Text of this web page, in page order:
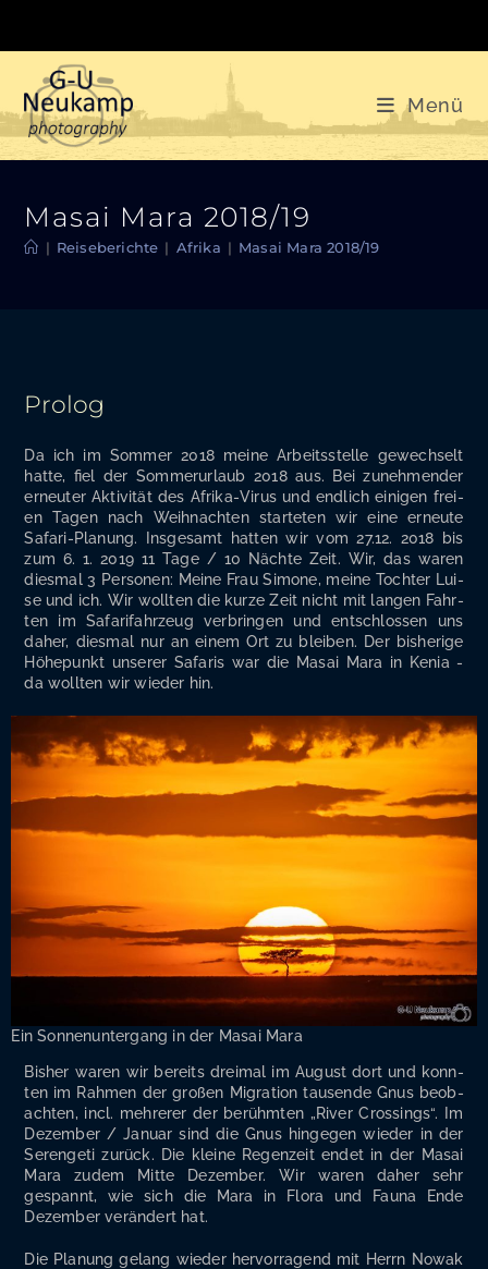
springen
Menü
Masai Mara 2018/19
| Reiseberichte | Afrika | Masai Mara 2018/19
Prolog
Da ich im Som­mer 2018 mei­ne Arbeits­stel­le gewech­selt
hat­te, fiel der Som­mer­ur­laub 2018 aus. Bei zuneh­men­der
erneu­ter Akti­vi­tät des Afri­ka-Virus und end­lich eini­gen frei­
en Tagen nach Weih­nach­ten star­te­ten wir eine erneu­te
Safa­ri-Pla­nung. Ins­ge­samt hat­ten wir vom 27.12. 2018 bis
zum 6. 1. 2019 11 Tage / 10 Näch­te Zeit. Wir, das waren
dies­mal 3 Per­so­nen: Mei­ne Frau Simo­ne, mei­ne Toch­ter Lui­
se und ich. Wir woll­ten die kur­ze Zeit nicht mit lan­gen Fahr­
ten im Safa­rifahr­zeug ver­brin­gen und ent­schlos­sen uns
daher, dies­mal nur an einem Ort zu blei­ben. Der bis­he­ri­ge
Höhe­punkt unse­rer Safa­ris war die Masai Mara in Kenia -
da woll­ten wir wie­der hin.
Ein Son­nen­un­ter­gang in der Masai Mara
Bis­her waren wir bereits drei­mal im August dort und konn­
ten im Rah­men der gro­ßen Migra­ti­on tau­sen­de Gnus beob­
ach­ten, incl. meh­re­rer der berühm­ten „River Crossings“. Im
Dezem­ber / Janu­ar sind die Gnus hin­ge­gen wie­der in der
Seren­ge­ti zurück. Die klei­ne Regen­zeit endet in der Masai
Mara zudem Mit­te Dezem­ber. Wir waren daher sehr
gespannt, wie sich die Mara in Flo­ra und Fau­na Ende
Dezem­ber ver­än­dert hat.
Die Pla­nung gelang wie­der her­vor­ra­gend mit Herrn Nowak